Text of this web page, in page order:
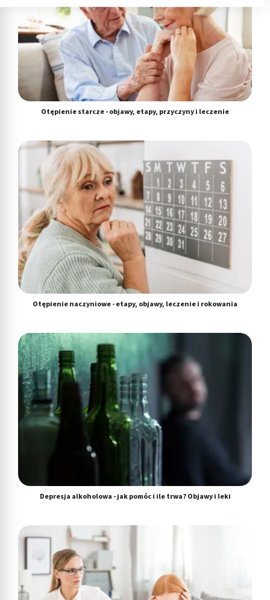
Otępienie starcze - objawy, etapy, przyczyny i leczenie
Otępienie naczyniowe - etapy, objawy, leczenie i rokowania
Depresja alkoholowa - jak pomóc i ile trwa? Objawy i leki
Przechowywanie informacji na urządzeniu lub
dostęp do nich
Wykorzystywanie ograniczonych danych do
wyboru reklam
Tworzenie profili w celu spersonalizowanych
reklam
Wykorzystanie profili do wyboru
Tworzenie profili w celu personalizacji treści
Wykorzystywanie profili w celu doboru
spersonalizowanych treści
Pomiar efektywności reklam
Pomiar efektywności treści
Rozumienie odbiorców dzięki statystyce lub
kombinacji danych z różnych źródeł
Rozwój i ulepszanie usług
Funkcje specjalne IAB:
Użycie dokładnych danych geolokalizacyjnych
Identyfikowanie urządzeń na podstawie
aktywnie żądanych informacji
Cele przetwarzania inne niż IAB:
Reklama / śledzenie